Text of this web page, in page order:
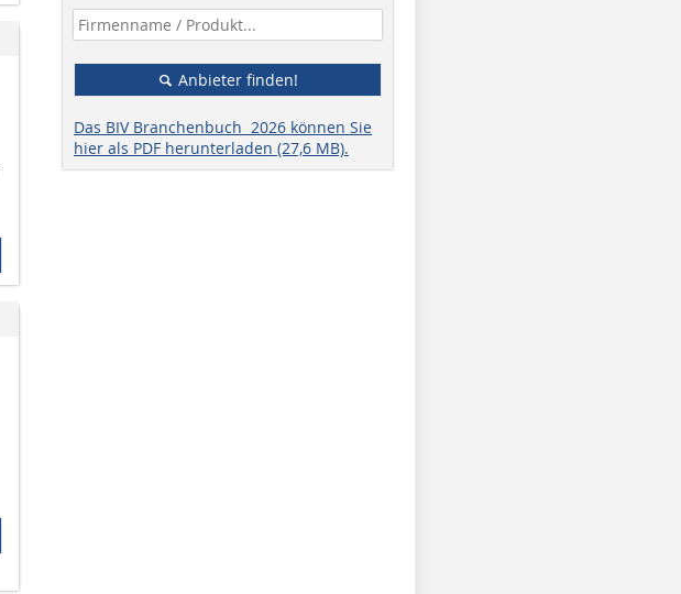
Anbieter finden!
Das BIV Branchenbuch 2026 können Sie
hier als PDF herunterladen (27,6 MB).